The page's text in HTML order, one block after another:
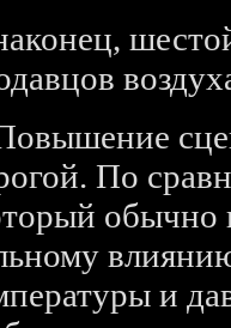
По
обычно
и